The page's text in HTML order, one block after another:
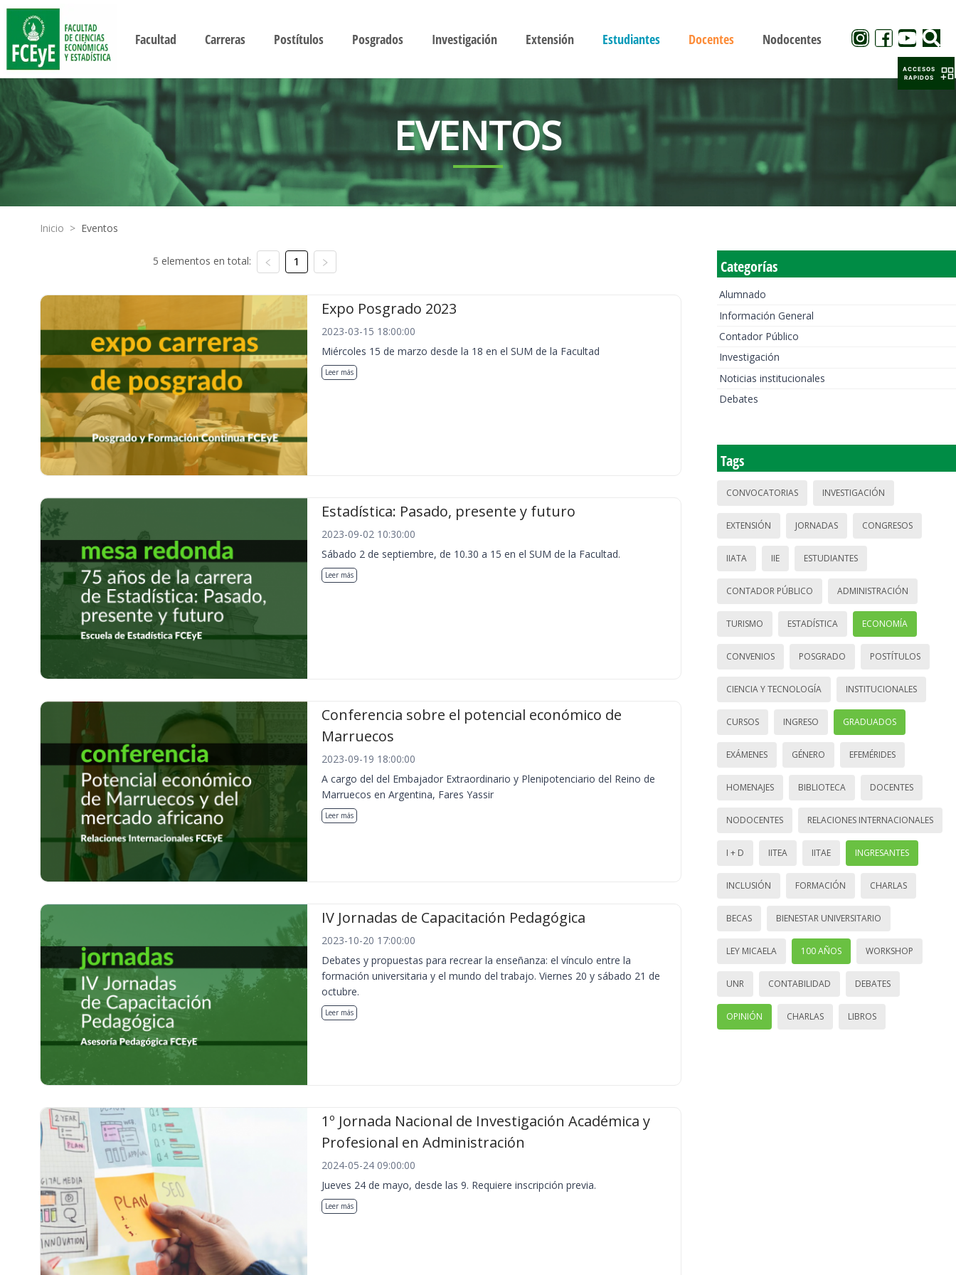
Facultad Carreras Postítulos Posgrados Investigación Extensión Estudiantes Docentes Nodocentes
EVENTOS
Inicio > Eventos
5 elementos en total: 1
Expo Posgrado 2023
2023-03-15 18:00:00
Miércoles 15 de marzo desde la 18 en el SUM de la Facultad
Leer más
Estadística: Pasado, presente y futuro
2023-09-02 10:30:00
Sábado 2 de septiembre, de 10.30 a 15 en el SUM de la Facultad.
Leer más
Conferencia sobre el potencial económico de
Marruecos
2023-09-19 18:00:00
A cargo del del Embajador Extraordinario y Plenipotenciario del Reino de
Marruecos en Argentina, Fares Yassir
Leer más
IV Jornadas de Capacitación Pedagógica
2023-10-20 17:00:00
Debates y propuestas para recrear la enseñanza: el vínculo entre la
formación universitaria y el mundo del trabajo. Viernes 20 y sábado 21 de
octubre.
Leer más
1º Jornada Nacional de Investigación Académica y
Profesional en Administración
2024-05-24 09:00:00
Jueves 24 de mayo, desde las 9. Requiere inscripción previa.
Leer más
Categorías
Alumnado
Información General
Contador Público
Investigación
Noticias institucionales
Debates
Tags
CONVOCATORIAS INVESTIGACIÓN
EXTENSIÓN JORNADAS CONGRESOS
IIATA IIE ESTUDIANTES
CONTADOR PÚBLICO ADMINISTRACIÓN
TURISMO ESTADÍSTICA ECONOMÍA
CONVENIOS POSGRADO POSTÍTULOS
CIENCIA Y TECNOLOGÍA INSTITUCIONALES
CURSOS INGRESO GRADUADOS
EXÁMENES GÉNERO EFEMÉRIDES
HOMENAJES BIBLIOTECA DOCENTES
NODOCENTES RELACIONES INTERNACIONALES
I + D IITEA IITAE INGRESANTES
INCLUSIÓN FORMACIÓN CHARLAS
BECAS BIENESTAR UNIVERSITARIO
LEY MICAELA 100 AÑOS WORKSHOP
UNR CONTABILIDAD DEBATES
OPINIÓN CHARLAS LIBROS
ACCESOS
RAPIDOS